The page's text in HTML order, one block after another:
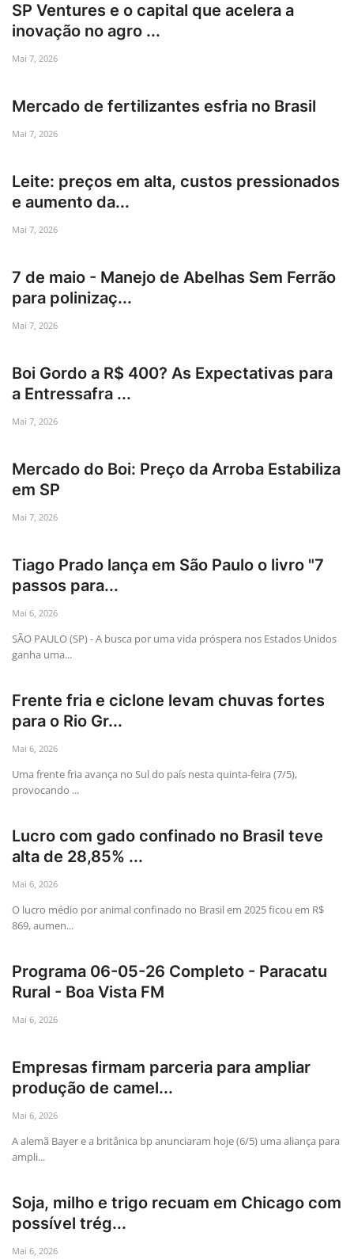
SP Ventures e o capital que acelera a
inovação no agro ...
Mai 7, 2026
Mercado de fertilizantes esfria no Brasil
Mai 7, 2026
Leite: preços em alta, custos pressionados
e aumento da...
Mai 7, 2026
7 de maio - Manejo de Abelhas Sem Ferrão
para polinizaç...
Mai 7, 2026
Boi Gordo a R$ 400? As Expectativas para
a Entressafra ...
Mai 7, 2026
Mercado do Boi: Preço da Arroba Estabiliza
em SP
Mai 7, 2026
Tiago Prado lança em São Paulo o livro "7
passos para...
Mai 6, 2026
SÃO PAULO (SP) - A busca por uma vida próspera nos Estados Unidos
ganha uma...
Frente fria e ciclone levam chuvas fortes
para o Rio Gr...
Mai 6, 2026
Uma frente fria avança no Sul do país nesta quinta-feira (7/5),
provocando ...
Lucro com gado confinado no Brasil teve
alta de 28,85% ...
Mai 6, 2026
O lucro médio por animal confinado no Brasil em 2025 ficou em R$
869, aumen...
Programa 06-05-26 Completo - Paracatu
Rural - Boa Vista FM
Mai 6, 2026
Empresas firmam parceria para ampliar
produção de camel...
Mai 6, 2026
A alemã Bayer e a britânica bp anunciaram hoje (6/5) uma aliança para
ampli...
Soja, milho e trigo recuam em Chicago com
possível trég...
Mai 6, 2026